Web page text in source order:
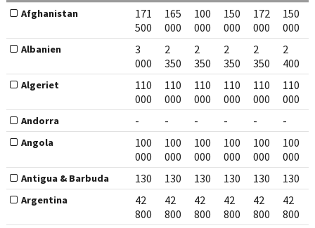
Afghanistan
171
500
165
000
100
000
150
000
172
000
150
000
Albanien
3
000
2
350
2
350
2
350
2
350
2
400
Algeriet
110
000
110
000
110
000
110
000
110
000
110
000
Andorra - - - - - -
Angola
100
000
100
000
100
000
100
000
100
000
100
000
Antigua & Barbuda 130 130 130 130 130 130
Argentina
42
800
42
800
42
800
42
800
42
800
42
800